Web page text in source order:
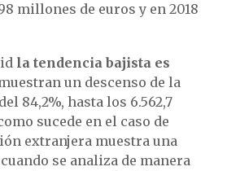
millones de euros y en 2018
la tendencia bajista es
un descenso de la
84,2%, hasta los 6.562,7
sucede en el caso de
extranjera muestra una
se analiza de manera